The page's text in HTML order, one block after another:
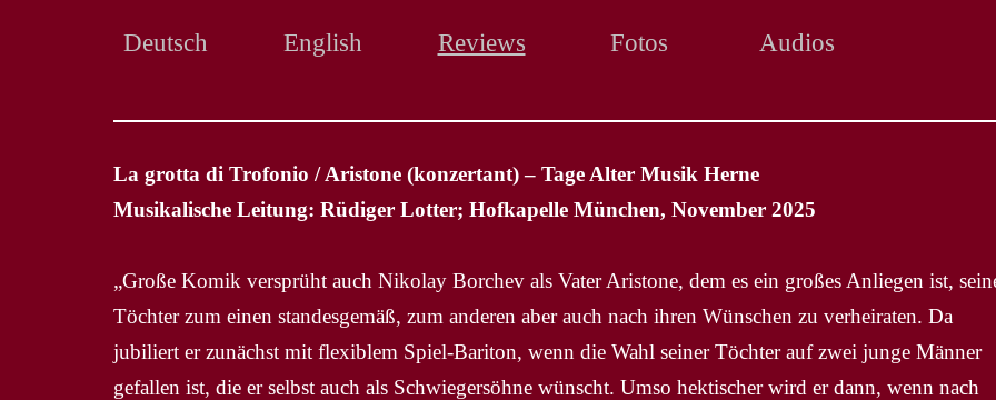
Deutsch English Reviews Fotos Audios
La grotta di Trofonio / Aristone (konzertant) – Tage Alter Musik Herne
Musikalische Leitung: Rüdiger Lotter; Hofkapelle München, November 2025
„Große Komik versprüht auch Nikolay Borchev als Vater Aristone, dem es ein großes Anliegen ist,
Töchter zum einen standesgemäß, zum anderen aber auch nach ihren Wünschen zu verheiraten. Da
jubiliert er zunächst mit flexiblem Spiel-Bariton, wenn die Wahl seiner Töchter auf zwei junge Männer
gefallen ist, die er selbst auch als Schwiegersöhne wünscht. Umso hektischer wird er dann, wenn nach